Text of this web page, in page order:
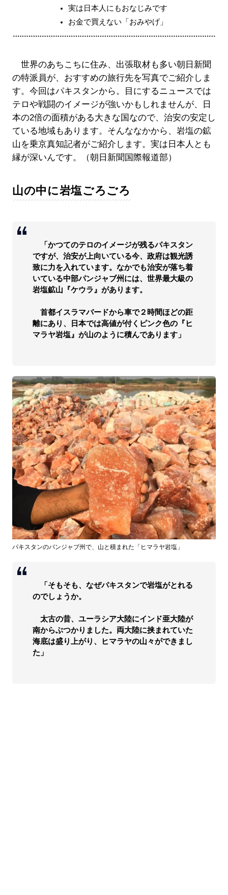
実は日本人にもおなじみです
お金で買えない「おみやげ」
世界のあちこちに住み、出張取材も多い朝⽇新聞
の特派員が、おすすめの旅行先を写真でご紹介しま
す。今回はパキスタンから。目にするニュースでは
テロや戦闘のイメージが強いかもしれませんが、日
本の2倍の面積がある大きな国なので、治安の安定し
ている地域もあります。そんななかから、岩塩の鉱
山を乗京真知記者がご紹介します。実は日本人とも
縁が深いんです。（朝日新聞国際報道部）
山の中に岩塩ごろごろ
「かつてのテロのイメージが残るパキスタン
ですが、治安が上向いている今、政府は観光誘
致に力を入れています。なかでも治安が落ち着
いている中部パンジャブ州には、世界最大級の
岩塩鉱山『ケウラ』があります。
首都イスラマバードから車で２時間ほどの距
離にあり、日本では高値が付くピンク色の『ヒ
マラヤ岩塩』が山のように積んであります」
パキスタンのパンジャブ州で、山と積まれた「ヒマラヤ岩塩」
「そもそも、なぜパキスタンで岩塩がとれる
のでしょうか。
太古の昔、ユーラシア大陸にインド亜大陸が
南からぶつかりました。両大陸に挟まれていた
海底は盛り上がり、ヒマラヤの山々ができまし
た」